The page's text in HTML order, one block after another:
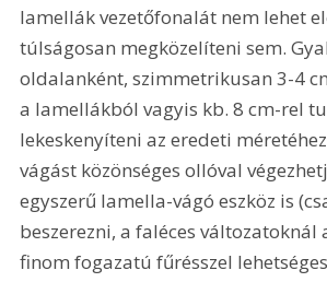
lamellák vezetőfonalát nem lehet
túlságosan megközelíteni sem.
oldalanként, szimmetrikusan 3-4
a lamellákból vagyis kb. 8 cm-rel
lekeskenyíteni az eredeti
vágást közönséges ollóval
egyszerű lamella-vágó eszköz is
beszerezni, a faléces változatoknál
finom fogazatú fűrésszel